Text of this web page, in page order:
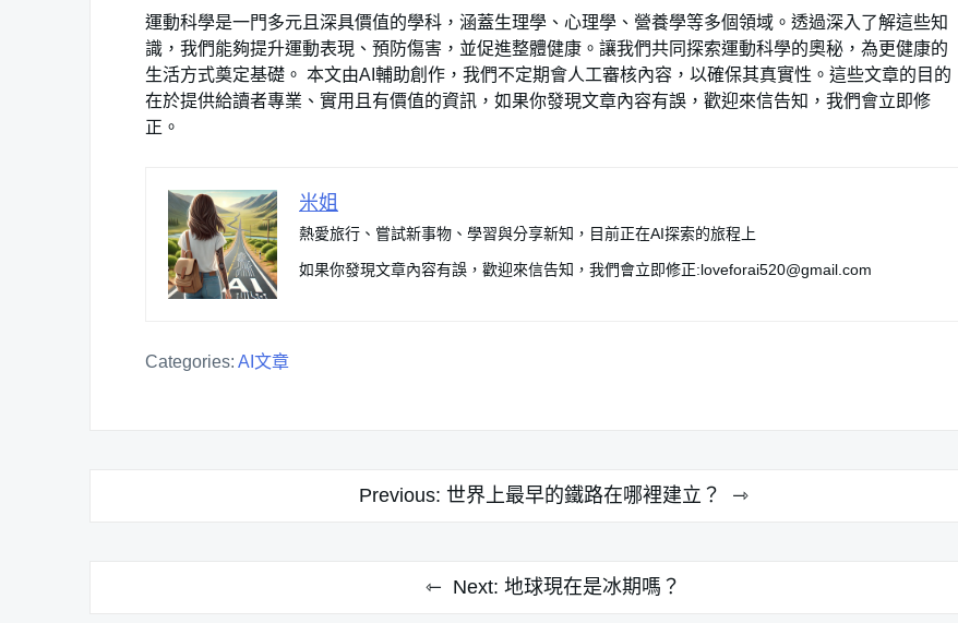
運動科學是一門多元且深具價值的學科，涵蓋生理學、心理學、營養學等多個領域。透過深入了解這些知
識，我們能夠提升運動表現、預防傷害，並促進整體健康。讓我們共同探索運動科學的奧秘，為更健康的
生活方式奠定基礎。 本文由AI輔助創作，我們不定期會人工審核內容，以確保其真實性。這些文章的目的
在於提供給讀者專業、實用且有價值的資訊，如果你發現文章內容有誤，歡迎來信告知，我們會立即修
正。
米姐
熱愛旅行、嘗試新事物、學習與分享新知，目前正在AI探索的旅程上
如果你發現文章內容有誤，歡迎來信告知，我們會立即修正:loveforai520@gmail.com
Categories: AI文章
Previous: 世界上最早的鐵路在哪裡建立？
Next: 地球現在是冰期嗎？